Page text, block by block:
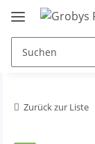
Zurück zur Liste